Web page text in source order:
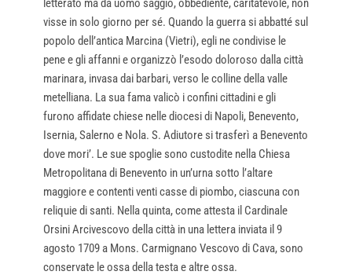
letterato ma da uomo saggio, obbediente, caritatevole, non
visse in solo giorno per sé. Quando la guerra si abbatté sul
popolo dell’antica Marcina (Vietri), egli ne condivise le
pene e gli affanni e organizzò l’esodo doloroso dalla città
marinara, invasa dai barbari, verso le colline della valle
metelliana. La sua fama valicò i confini cittadini e gli
furono affidate chiese nelle diocesi di Napoli, Benevento,
Isernia, Salerno e Nola. S. Adiutore si trasferì a Benevento
dove mori’. Le sue spoglie sono custodite nella Chiesa
Metropolitana di Benevento in un’urna sotto l’altare
maggiore e contenti venti casse di piombo, ciascuna con
reliquie di santi. Nella quinta, come attesta il Cardinale
Orsini Arcivescovo della città in una lettera inviata il 9
agosto 1709 a Mons. Carmignano Vescovo di Cava, sono
conservate le ossa della testa e altre ossa.